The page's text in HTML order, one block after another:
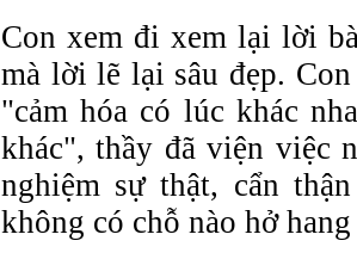
Con xem đi xem lại lời
mà lời lẽ lại sâu đẹp.
"cảm hóa có lúc khác
khác", thầy đã viện việc
nghiệm sự thật, cẩn
không có chỗ nào hở